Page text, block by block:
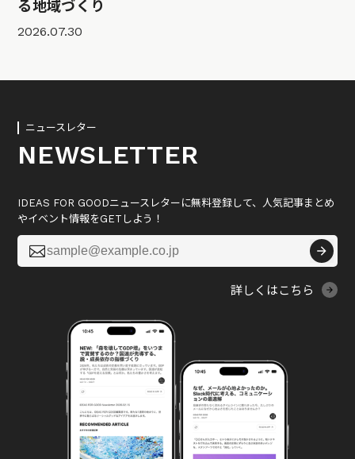
る地域づくり
2026.07.30
ニュースレター
NEWSLETTER
IDEAS FOR GOODニュースレターに無料登録して、人気記事まとめ
やイベント情報をGETしよう！

詳しくはこちら